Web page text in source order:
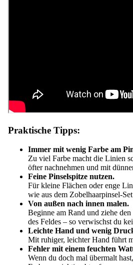
Praktische Tipps:
Immer mit wenig Farbe am
Zu viel Farbe macht die Linien
öfter nachnehmen und mit
Feine Pinselspitze nutzen.
Für kleine Flächen oder enge
wie aus dem Zobelhaarpinsel-Set
Von außen nach innen malen.
Beginne am Rand und ziehe
des Feldes – so verwischst du
Leichte Hand und wenig
Mit ruhiger, leichter Hand führt
Fehler mit einem feuchten
Wenn du doch mal übermalt